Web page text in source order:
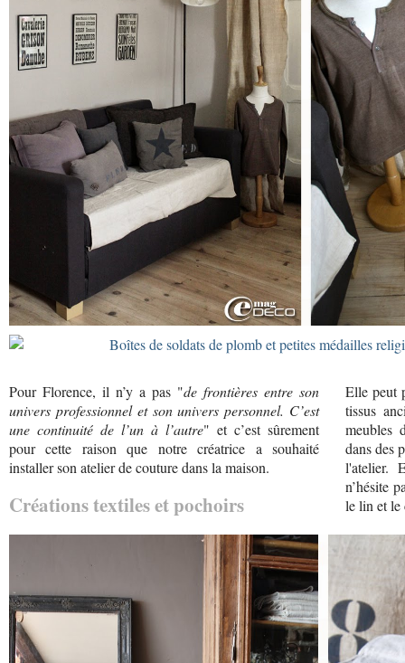
Pour Florence, il n’y a pas "de frontières entre son
univers professionnel et son univers personnel. C’est
une continuité de l’un à l’autre" et c’est sûrement
pour cette raison que notre créatrice a souhaité
installer son atelier de couture dans la maison.
Créations textiles et pochoirs
Elle peut
tissus
meubles
dans des
l'atelier.
n’hésite
le lin et le